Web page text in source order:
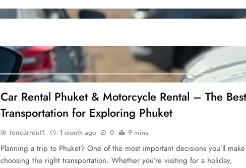
Car Rental Phuket & Motorcycle Rental – The Best
Transportation for Exploring Phuket
toncarrent1 1 month ago 0 9 mins
Planning a trip to Phuket? One of the most important decisions you’ll
choosing the right transportation. Whether you’re visiting for a holiday,